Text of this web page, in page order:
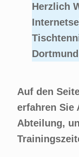
Herzlich
Auf den
erfahren Sie
Abteilung,